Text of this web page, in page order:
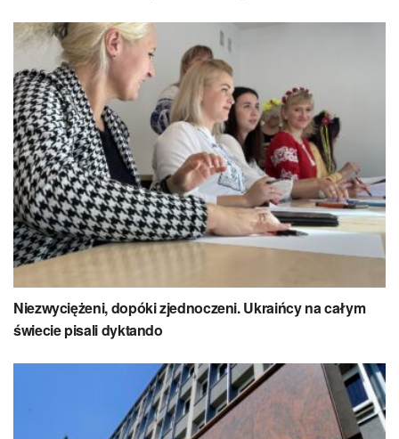
Niezwyciężeni, dopóki zjednoczeni. Ukraińcy na całym
świecie pisali dyktando